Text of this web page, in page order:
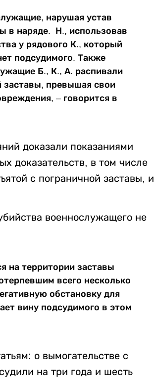
нарушая устав
в наряде. Н., использовав
у рядового К., который
подсудимого. Также
Б., К., А. распивали
заставы, превышая свои
– говорится в
доказали показаниями
доказательств, в том числе
с пограничной заставы, и
военнослужащего не
на территории заставы
всего несколько
обстановку для
вину подсудимого в этом
о вымогательстве с
на три года и шесть